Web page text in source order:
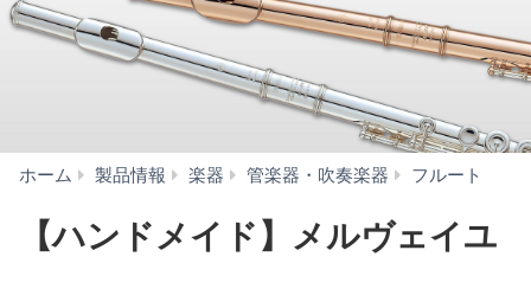
ホーム 製品情報 楽器 管楽器・吹奏楽器 フルート
ド
メ
【ハンドメイド】メルヴェイユ